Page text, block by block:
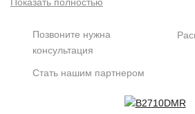
активного микрофона 12В (0.5А), 12В/
Позвоните нужна
консультация
Стать нашим партнером